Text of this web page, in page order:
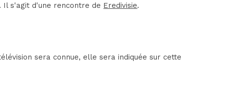
Il s'agit d'une rencontre de Eredivisie.
sera connue, elle sera indiquée sur cette